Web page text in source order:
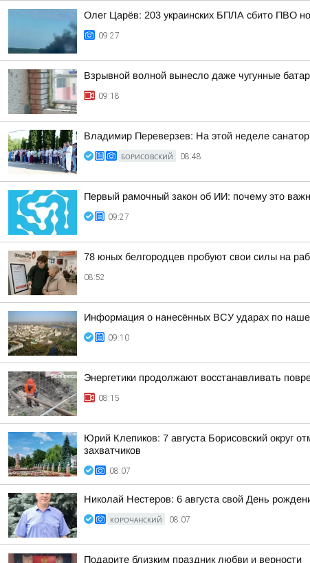
Олег Царёв: 203 украинских БПЛА сбито ПВО
09:27
Взрывной волной вынесло даже чугунные
09:18
Владимир Переверзев: На этой неделе
БОРИСОВСКИЙ 08:48
Первый рамочный закон об ИИ: почему это
09:27
78 юных белгородцев пробуют свои силы на
08:52
Информация о нанесённых ВСУ ударах по
09:10
Энергетики продолжают восстанавливать
08:15
Юрий Клепиков: 7 августа Борисовский округ
захватчиков
08:07
Николай Нестеров: 6 августа свой День
КОРОЧАНСКИЙ 08:07
Подарите близким праздник любви и верности